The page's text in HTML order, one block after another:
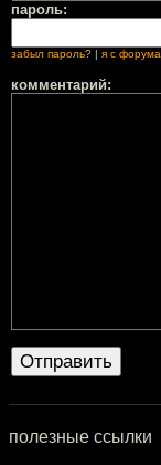
пароль:
забыл пароль? | я с форума
комментарий:
полезные ссылки